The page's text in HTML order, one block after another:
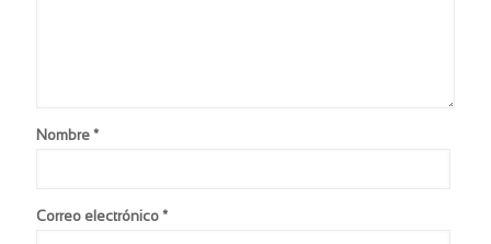
Nombre *
Correo electrónico *